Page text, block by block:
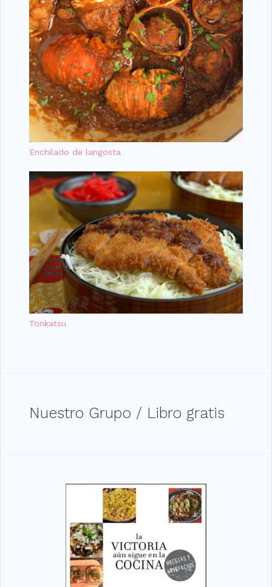
Enchilado de langosta
Tonkatsu
Nuestro Grupo / Libro gratis